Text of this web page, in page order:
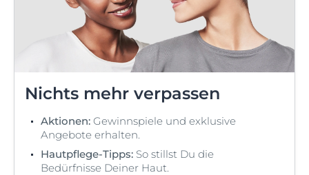
Nichts mehr verpassen
Aktionen: Gewinnspiele und exklusive
Angebote erhalten.
Hautpflege-Tipps: So stillst Du die
Bedürfnisse Deiner Haut.